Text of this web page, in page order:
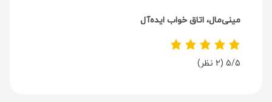
مینی‌مال، اتاق خواب ایده‌آل
5/5 (2 نظر)